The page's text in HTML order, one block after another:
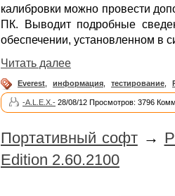
калибровки можно провести
ПК. Выводит подробные
обеспечении, установленном в
Читать далее
Everest информация тестирование
-A.L.E.X.- 28/08/12 Просмотров: 3796
Портативный софт→
Edition 2.60.2100